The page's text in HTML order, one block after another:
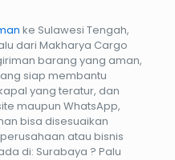
ke Sulawesi Tengah,
dari Makharya Cargo
barang yang aman,
siap membantu
yang teratur, dan
maupun WhatsApp,
bisa disesuaikan
atau bisnis
di: Surabaya ? Palu